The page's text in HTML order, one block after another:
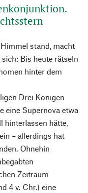
stand, macht
Bis heute rätseln
hinter dem
Drei Königen
eine Supernova etwa
hinterlassen hätte,
– allerdings hat
Ohnehin
Zeitraum
4 v. Chr.) eine